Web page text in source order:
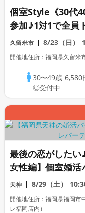
個室Style《30代
参加♪1対1で全員
活パーティー
久留米市 8/23（日）
開催地住所：福岡県久留
30〜49歳 6,580
◎受付中
最後の恋がしたい
女性編】個室婚活
い～
天神 8/29（土）
開催地住所：福岡県福岡
レ福岡店内）